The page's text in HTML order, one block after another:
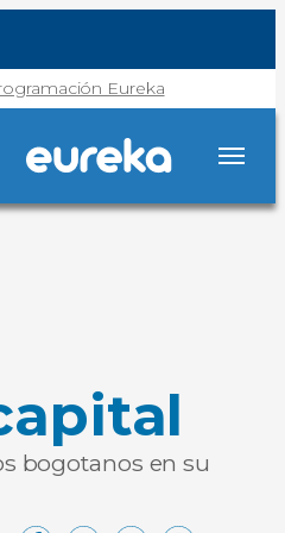
Eureka
bogotanos en su